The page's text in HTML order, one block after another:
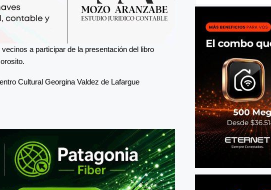
a participar de la presentación del libro
Cultural Georgina Valdez de Lafargue